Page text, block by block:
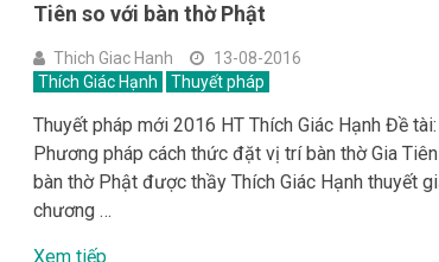
Tiên so với bàn thờ Phật
Thich Giac Hanh
13-08-2016
Thích Giác Hạnh
Thuyết pháp
Thuyết pháp mới 2016 HT Thích Giác Hạnh Đề tài:
Phương pháp cách thức đặt vị trí bàn thờ Gia
bàn thờ Phật được thầy Thích Giác Hạnh thuyết
chương …
Xem tiếp